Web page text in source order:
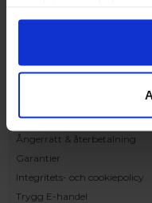
Handla på Nordiska
Betalnings & leveransvillkor
Ångerrätt & återbetalning
Garantier
Integritets- och cookiepolicy
Trygg E-handel